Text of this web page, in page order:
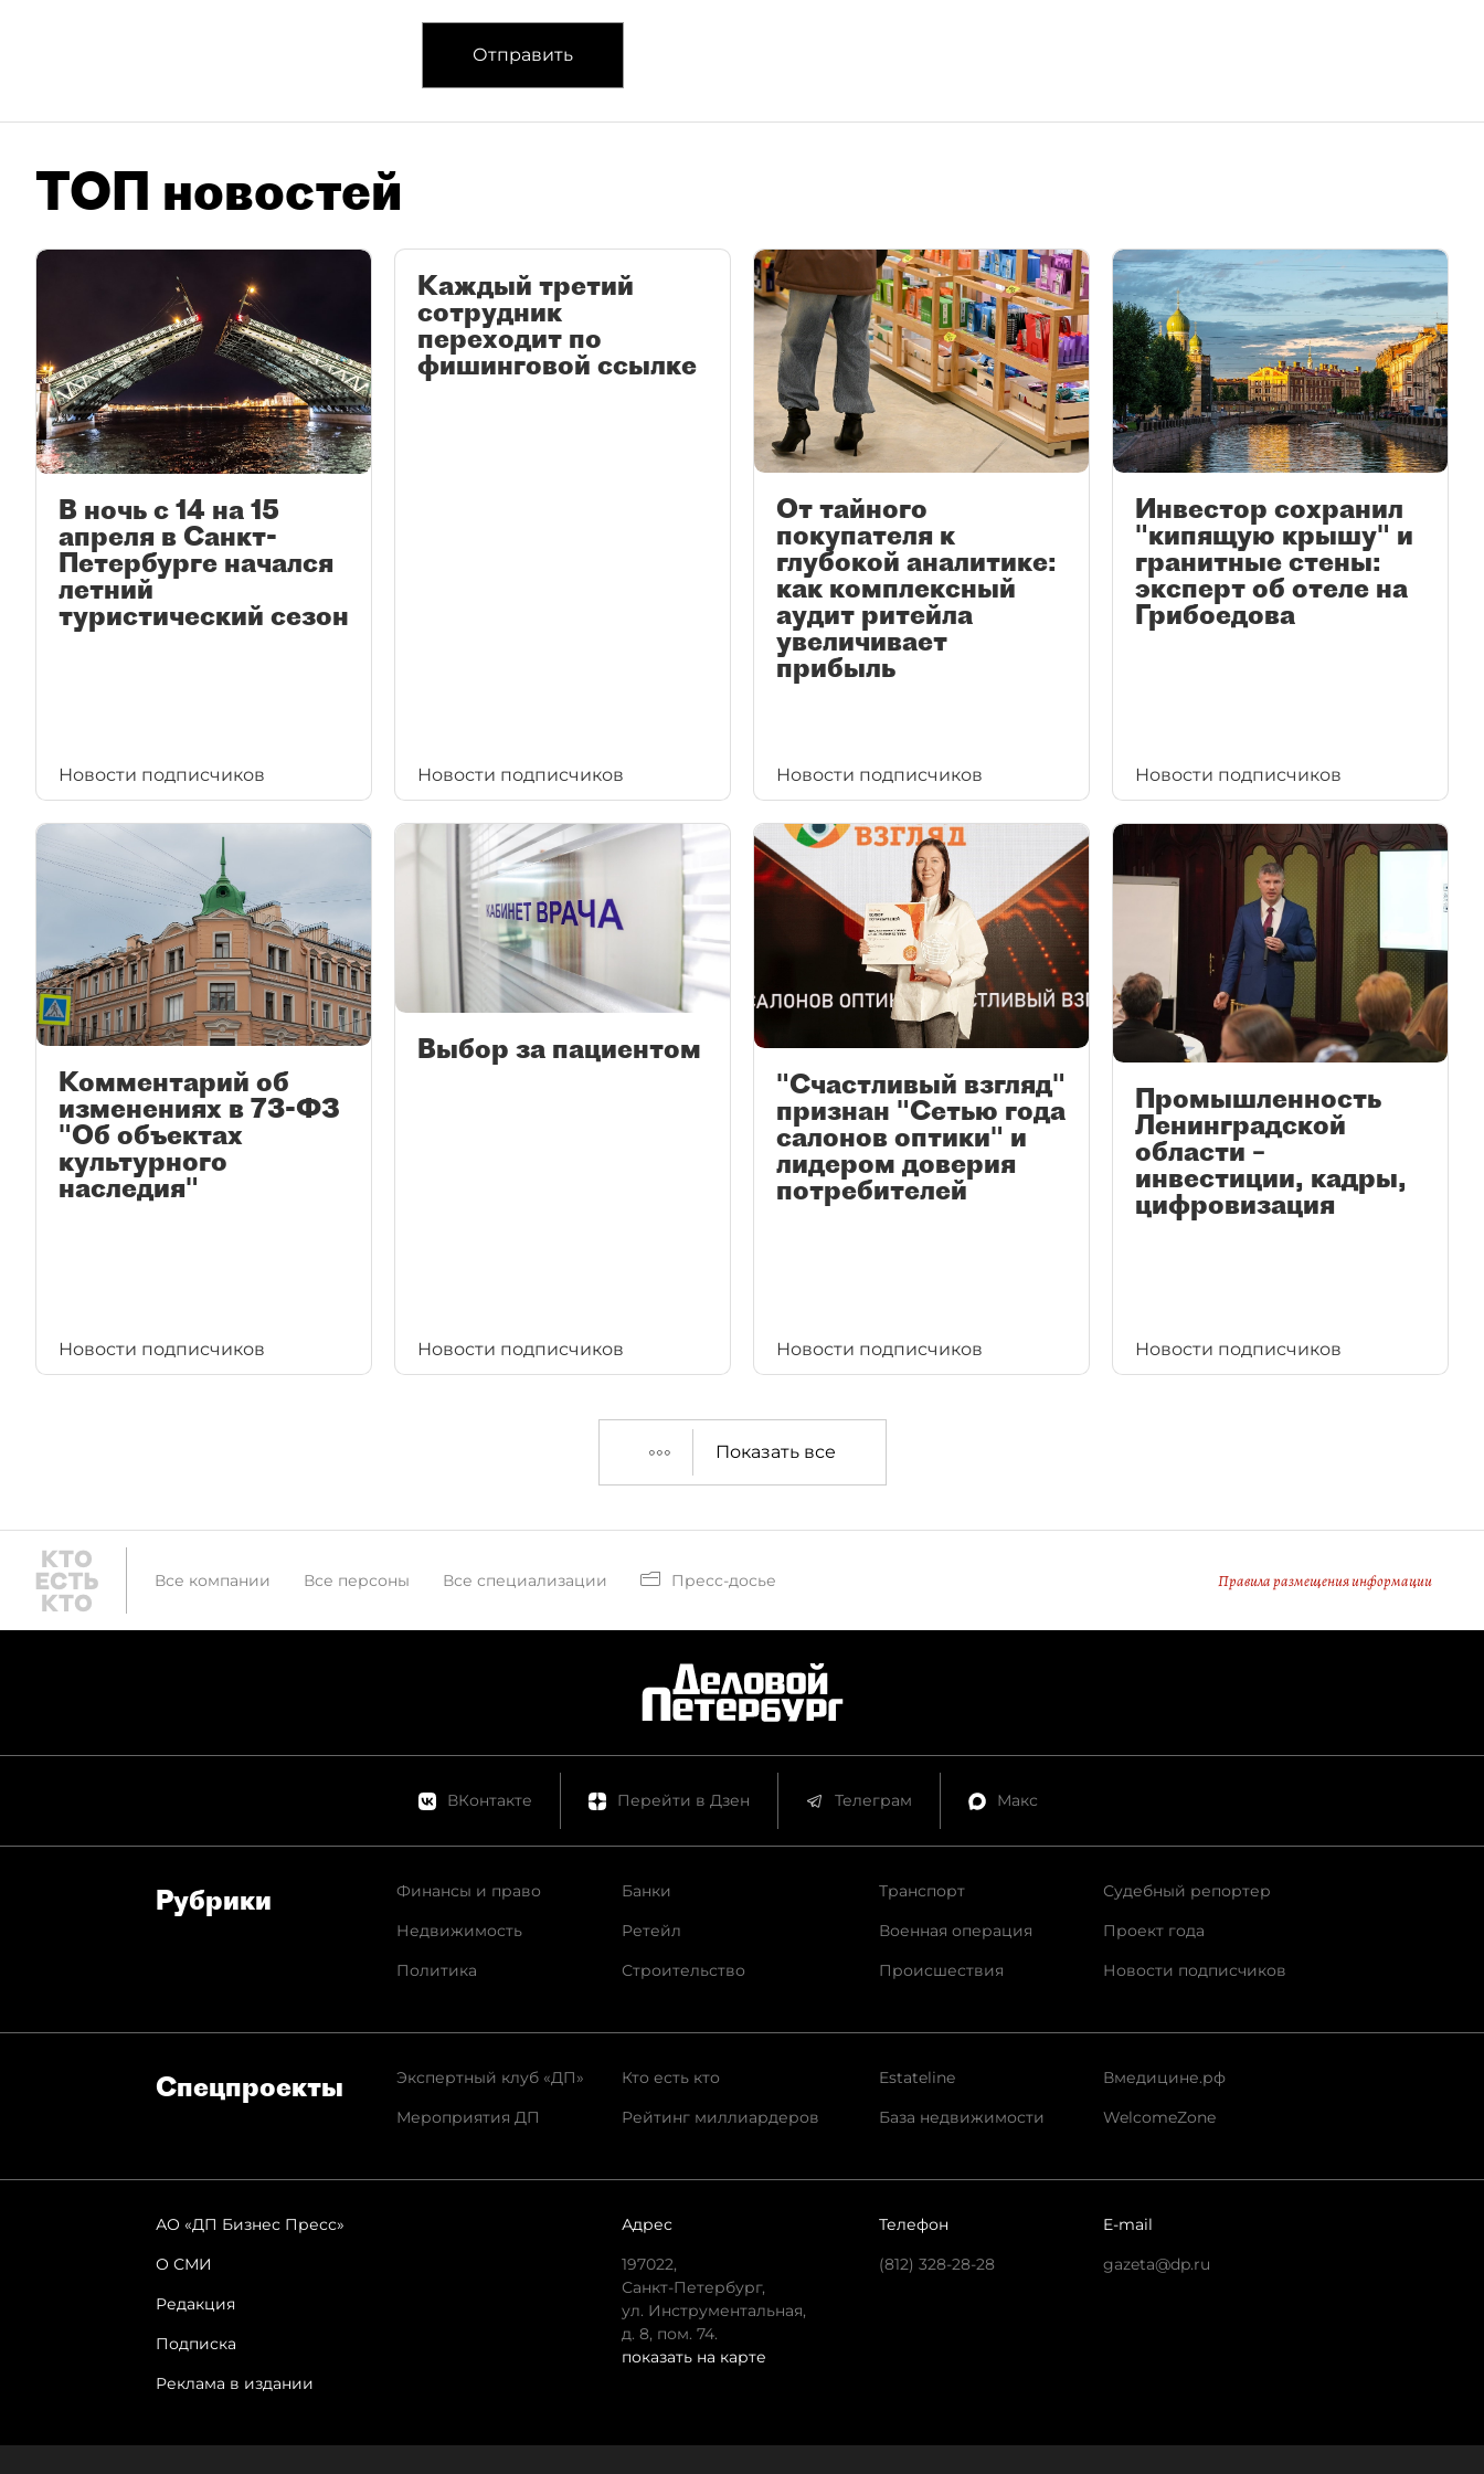
Отправить
ТОП новостей
В ночь с 14 на 15
апреля в Санкт-
Петербурге начался
летний
туристический сезон
Новости подписчиков
Каждый третий
сотрудник
переходит по
фишинговой ссылке
Новости подписчиков
От тайного
покупателя к
глубокой аналитике:
как комплексный
аудит ритейла
увеличивает
прибыль
Новости подписчиков
Инвестор сохранил
"кипящую крышу" и
гранитные стены:
эксперт об отеле на
Грибоедова
Новости подписчиков
Комментарий об
изменениях в 73-ФЗ
"Об объектах
культурного
наследия"
Новости подписчиков
Выбор за пациентом
Новости подписчиков
"Счастливый взгляд"
признан "Сетью года
салонов оптики" и
лидером доверия
потребителей
Новости подписчиков
Промышленность
Ленинградской
области –
инвестиции, кадры,
цифровизация
Новости подписчиков
Показать все
Все компании Все персоны Все специализации Пресс-досье Правила размещения информации
ВКонтакте Перейти в Дзен Телеграм Макс
Рубрики
Финансы и право
Недвижимость
Политика
Банки
Ретейл
Строительство
Транспорт
Военная операция
Происшествия
Судебный репортер
Проект года
Новости подписчиков
Спец­проекты
Экспертный клуб «ДП»
Мероприятия ДП
Кто есть кто
Рейтинг миллиардеров
Estateline
База недвижимости
Вмедицине.рф
WelcomeZone
АО «ДП Бизнес Пресс»
О СМИ
Редакция
Подписка
Реклама в издании
Адрес
197022,
Санкт-Петербург,
ул. Инструментальная,
д. 8, пом. 74.
показать на карте
Телефон
(812) 328-28-28
E-mail
gazeta@dp.ru